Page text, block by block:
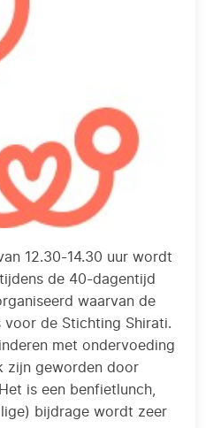
12.30-14.30 uur wordt
de 40-dagentijd
waarvan de
de Stichting Shirati.
met ondervoeding
zijn geworden door
is een benfietlunch,
bijdrage wordt zeer